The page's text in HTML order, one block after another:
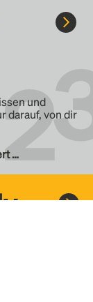
und
darauf, von dir
…